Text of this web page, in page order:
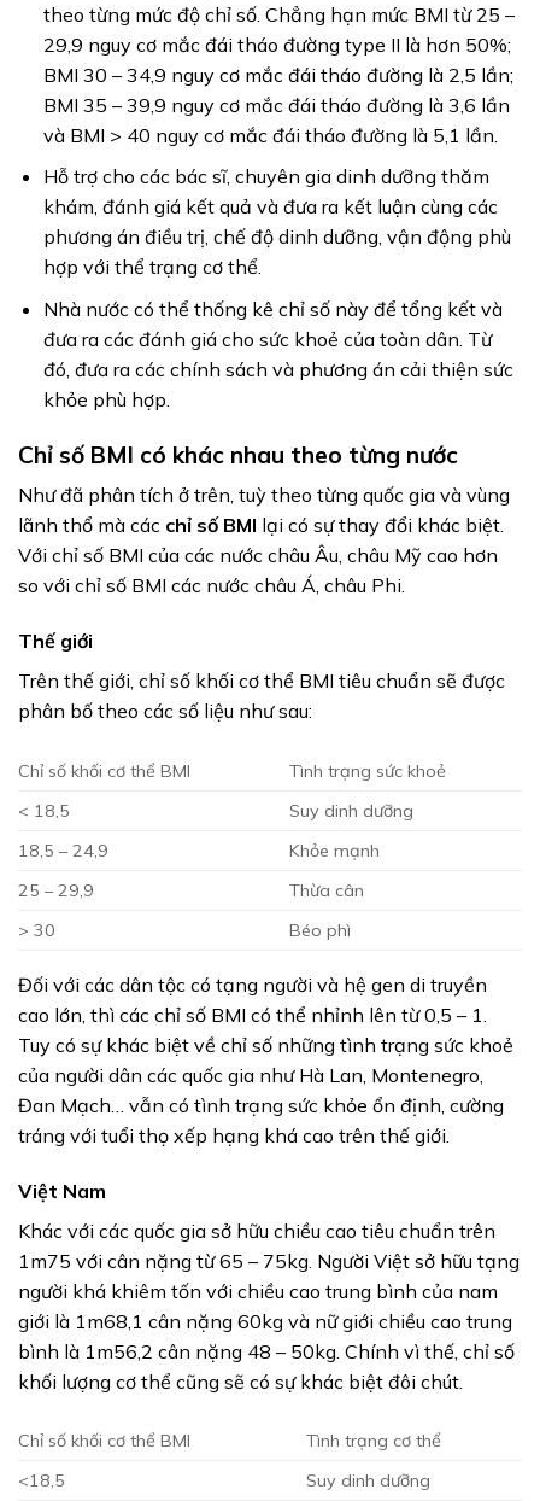
theo từng mức độ chỉ số. Chẳng hạn mức BMI từ 25 –
29,9 nguy cơ mắc đái tháo đường type II là hơn 50%;
BMI 30 – 34,9 nguy cơ mắc đái tháo đường là 2,5 lần;
BMI 35 – 39,9 nguy cơ mắc đái tháo đường là 3,6 lần
và BMI > 40 nguy cơ mắc đái tháo đường là 5,1 lần.
Hỗ trợ cho các bác sĩ, chuyên gia dinh dưỡng thăm
khám, đánh giá kết quả và đưa ra kết luận cùng các
phương án điều trị, chế độ dinh dưỡng, vận động phù
hợp với thể trạng cơ thể.
Nhà nước có thể thống kê chỉ số này để tổng kết và
đưa ra các đánh giá cho sức khoẻ của toàn dân. Từ
đó, đưa ra các chính sách và phương án cải thiện sức
khỏe phù hợp.
Chỉ số BMI có khác nhau theo từng nước
Như đã phân tích ở trên, tuỳ theo từng quốc gia và vùng
lãnh thổ mà các chỉ số BMI lại có sự thay đổi khác biệt.
Với chỉ số BMI của các nước châu Âu, châu Mỹ cao hơn
so với chỉ số BMI các nước châu Á, châu Phi.
Thế giới
Trên thế giới, chỉ số khối cơ thể BMI tiêu chuẩn sẽ được
phân bố theo các số liệu như sau:
Chỉ số khối cơ thể BMI
Tình trạng sức khoẻ
< 18,5
Suy dinh dưỡng
18,5 – 24,9
Khỏe mạnh
25 – 29,9
Thừa cân
> 30
Béo phì
Đối với các dân tộc có tạng người và hệ gen di truyền
cao lớn, thì các chỉ số BMI có thể nhỉnh lên từ 0,5 – 1.
Tuy có sự khác biệt về chỉ số những tình trạng sức khoẻ
của người dân các quốc gia như Hà Lan, Montenegro,
Đan Mạch… vẫn có tình trạng sức khỏe ổn định, cường
tráng với tuổi thọ xếp hạng khá cao trên thế giới.
Việt Nam
Khác với các quốc gia sở hữu chiều cao tiêu chuẩn trên
1m75 với cân nặng từ 65 – 75kg. Người Việt sở hữu tạng
người khá khiêm tốn với chiều cao trung bình của nam
giới là 1m68,1 cân nặng 60kg và nữ giới chiều cao trung
bình là 1m56,2 cân nặng 48 – 50kg. Chính vì thế, chỉ số
khối lượng cơ thể cũng sẽ có sự khác biệt đôi chút.
Chỉ số khối cơ thể BMI
Tình trạng cơ thể
<18,5
Suy dinh dưỡng